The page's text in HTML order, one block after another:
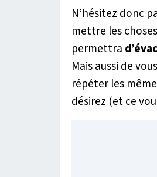
N’hésitez donc
mettre les
permettra
Mais aussi de
répéter les
désirez (et ce